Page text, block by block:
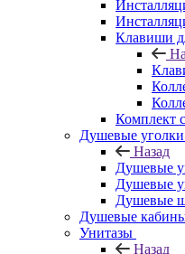
Клавиши
Комплект
Душевые
Назад
Душевые
Душевые
Душевые
Душевые
Унитазы
Назад